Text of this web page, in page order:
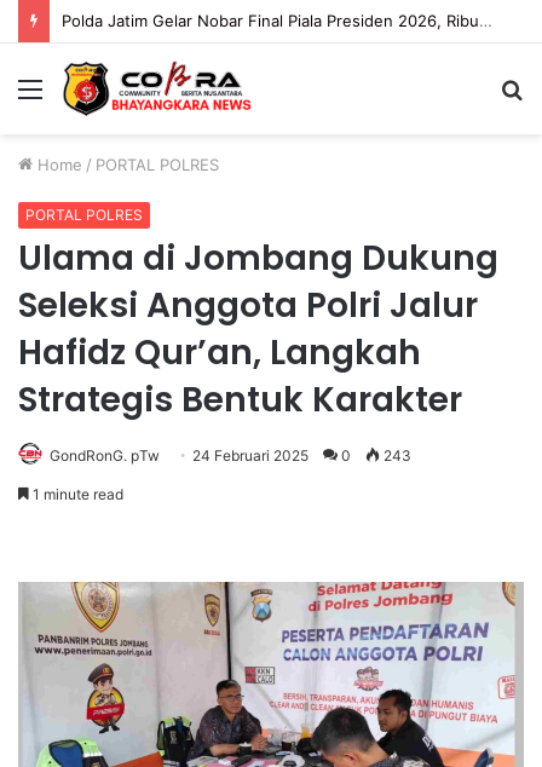
Polda Jatim Gelar Nobar Final Piala Presiden 2026, Ribuan Bonek Mania Dukung Persebaya dari Lapangan Mapolda
Menu
Home / PORTAL POLRES
PORTAL POLRES
Ulama di Jombang Dukung
Seleksi Anggota Polri Jalur
Hafidz Qur’an, Langkah
Strategis Bentuk Karakter
GondRonG. pTw 24 Februari 2025 0 243
1 minute read